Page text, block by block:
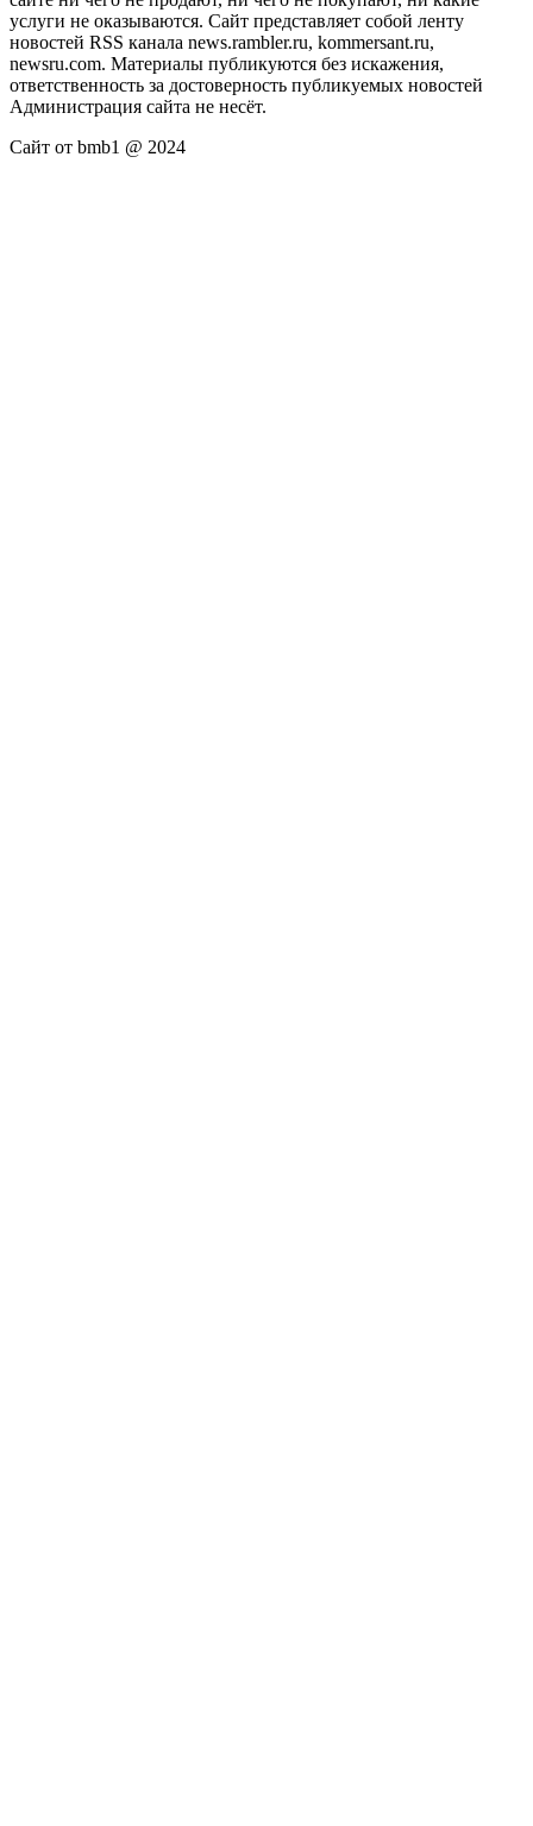
услуги не оказываются. Сайт представляет собой ленту
новостей RSS канала news.rambler.ru, kommersant.ru,
newsru.com. Материалы публикуются без искажения,
ответственность за достоверность публикуемых новостей
Администрация сайта не несёт.
Сайт от bmb1 @ 2024